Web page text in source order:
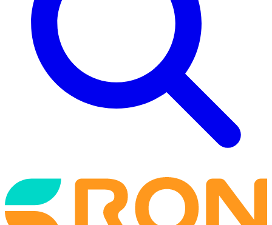
Back
to
frontpage